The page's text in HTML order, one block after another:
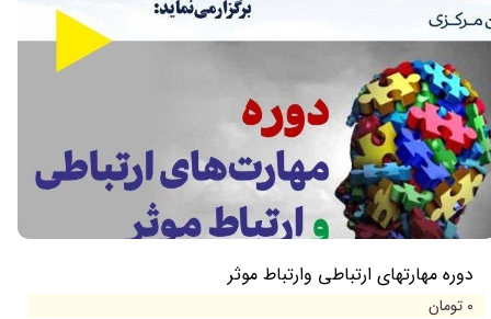
دوره مهارتهای ارتباطی وارتباط موثر
۰ تومان